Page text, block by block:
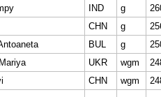
IND g
CHN g
BUL g
UKR wgm
CHN wgm